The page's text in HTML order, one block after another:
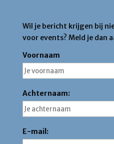
Wil je bericht krijgen bij
voor events? Meld je dan
Voornaam
Achternaam:
E-mail: